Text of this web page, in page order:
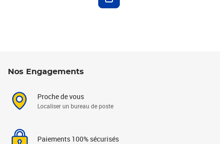
Nos Engagements
Proche de vous
Localiser un bureau de poste
Paiements 100% sécurisés